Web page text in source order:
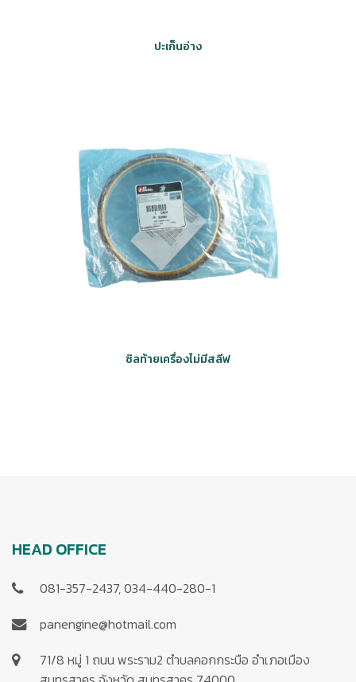
ปะเก็นอ่าง
ซิลท้ายเครื่องไม่มีสลีฟ
HEAD OFFICE
081-357-2437, 034-440-280-1
panengine@hotmail.com
71/8 หมู่ 1 ถนน พระราม2 ตำบลคอกกระบือ อำเภอเมือง